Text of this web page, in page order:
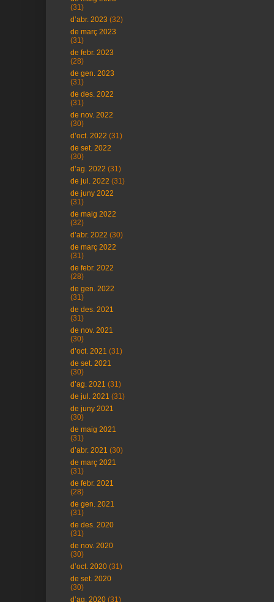
(31)
d’abr. 2023 (32)
de març 2023
(31)
de febr. 2023
(28)
de gen. 2023
(31)
de des. 2022
(31)
de nov. 2022
(30)
d’oct. 2022 (31)
de set. 2022
(30)
d’ag. 2022 (31)
de jul. 2022 (31)
de juny 2022
(31)
de maig 2022
(32)
d’abr. 2022 (30)
de març 2022
(31)
de febr. 2022
(28)
de gen. 2022
(31)
de des. 2021
(31)
de nov. 2021
(30)
d’oct. 2021 (31)
de set. 2021
(30)
d’ag. 2021 (31)
de jul. 2021 (31)
de juny 2021
(30)
de maig 2021
(31)
d’abr. 2021 (30)
de març 2021
(31)
de febr. 2021
(28)
de gen. 2021
(31)
de des. 2020
(31)
de nov. 2020
(30)
d’oct. 2020 (31)
de set. 2020
(30)
d’ag. 2020 (31)